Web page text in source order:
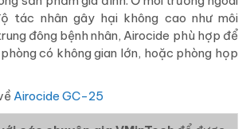
tác nhân gây hại không cao như môi
đông bệnh nhân, Airocide phù hợp để
có không gian lớn, hoặc phòng họp
Airocide GC-25